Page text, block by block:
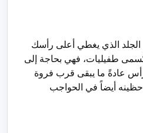
الذي يغطي أعلى رأسك
طفيليات، فهي بحاجة إلى
عادةً ما يبقى قرب فروة
أيضاً في الحواجب